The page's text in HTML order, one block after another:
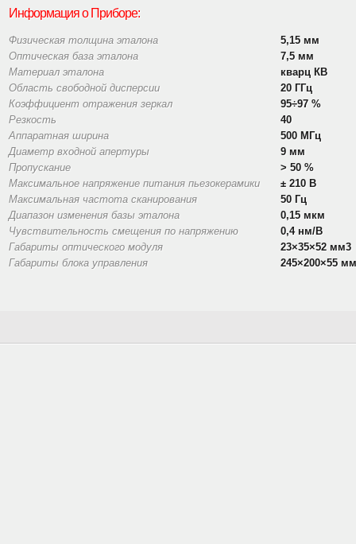
Информация о Приборе:
Физическая толщина эталона
5,15 мм
Оптическая база эталона
7,5 мм
Материал эталона
кварц КВ
Область свободной дисперсии
20 ГГц
Коэффициент отражения зеркал
95÷97 %
Резкость
40
Аппаратная ширина
500 МГц
Диаметр входной апертуры
9 мм
Пропускание
> 50 %
Максимальное напряжение питания пьезокерамики
± 210 В
Максимальная частота сканирования
50 Гц
Диапазон изменения базы эталона
0,15 мкм
Чувствительность смещения по напряжению
0,4 нм/В
Габариты оптического модуля
23×35×52 мм3
Габариты блока управления
245×200×55